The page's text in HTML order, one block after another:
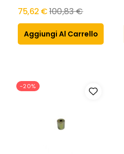
75,62 €Prezzo
normale
100,83 €
Aggiungi Al Carrello
-20%